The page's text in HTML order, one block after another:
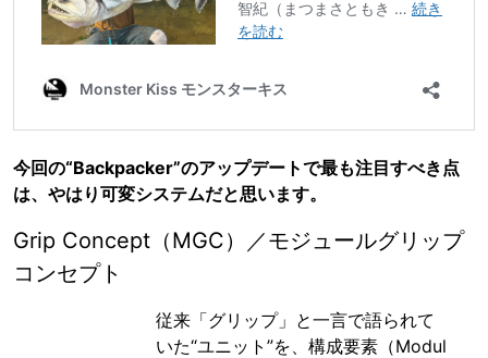
今回の“Backpacker”のアップデートで最も注目すべき点
は、やはり可変システムだと思います。
Grip Concept（MGC）／モジュールグリップ
コンセプト
従来「グリップ」と一言で語られて
いた“ユニット”を、構成要素（Modul